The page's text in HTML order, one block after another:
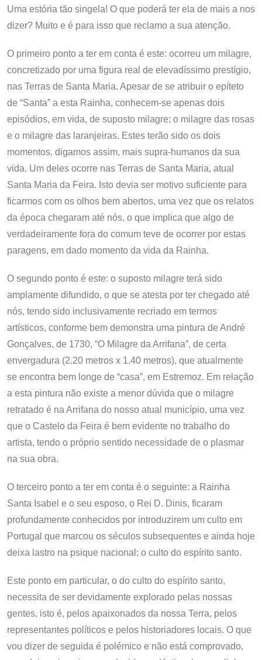
Uma estória tão singela! O que poderá ter ela de mais a nos
dizer? Muito e é para isso que reclamo a sua atenção.
O primeiro ponto a ter em conta é este: ocorreu um milagre,
concretizado por uma figura real de elevadíssimo prestígio,
nas Terras de Santa Maria. Apesar de se atribuir o epíteto
de “Santa” a esta Rainha, conhecem-se apenas dois
episódios, em vida, de suposto milagre; o milagre das rosas
e o milagre das laranjeiras. Estes terão sido os dois
momentos, digamos assim, mais supra-humanos da sua
vida. Um deles ocorre nas Terras de Santa Maria, atual
Santa Maria da Feira. Isto devia ser motivo suficiente para
ficarmos com os olhos bem abertos, uma vez que os relatos
da época chegaram até nós, o que implica que algo de
verdadeiramente fora do comum teve de ocorrer por estas
paragens, em dado momento da vida da Rainha.
O segundo ponto é este: o suposto milagre terá sido
amplamente difundido, o que se atesta por ter chegado até
nós, tendo sido inclusivamente recriado em termos
artísticos, conforme bem demonstra uma pintura de André
Gonçalves, de 1730, “O Milagre da Arrifana”, de certa
envergadura (2.20 metros x 1.40 metros), que atualmente
se encontra bem longe de “casa”, em Estremoz. Em relação
a esta pintura não existe a menor dúvida que o milagre
retratado é na Arrifana do nosso atual município, uma vez
que o Castelo da Feira é bem evidente no trabalho do
artista, tendo o próprio sentido necessidade de o plasmar
na sua obra.
O terceiro ponto a ter em conta é o seguinte: a Rainha
Santa Isabel e o seu esposo, o Rei D. Dinis, ficaram
profundamente conhecidos por introduzirem um culto em
Portugal que marcou os séculos subsequentes e ainda hoje
deixa lastro na psique nacional; o culto do espírito santo.
Este ponto em particular, o do culto do espírito santo,
necessita de ser devidamente explorado pelas nossas
gentes, isto é, pelos apaixonados da nossa Terra, pelos
representantes políticos e pelos historiadores locais. O que
vou dizer de seguida é polémico e não está comprovado,